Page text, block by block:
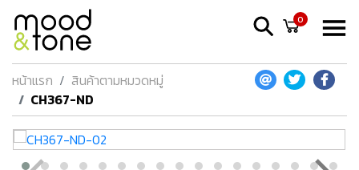
0
หน้าแรก
สินค้าตามหมวดหมู่
CH367-ND